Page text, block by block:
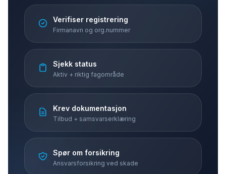
Verifiser registrering
Firmanavn og org.nummer
Sjekk status
Aktiv + riktig fagområde
Krev dokumentasjon
Tilbud + samsvarserklæring
Spør om forsikring
Ansvarsforsikring ved skade